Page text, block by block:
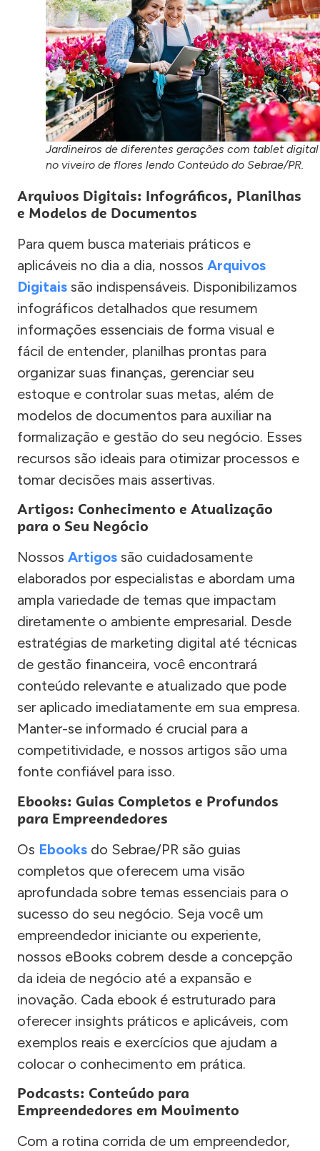
Jardineiros de diferentes gerações com tablet digital
no viveiro de flores lendo Conteúdo do Sebrae/PR.
Arquivos Digitais: Infográficos, Planilhas
e Modelos de Documentos
Para quem busca materiais práticos e
aplicáveis no dia a dia, nossos Arquivos
Digitais são indispensáveis. Disponibilizamos
infográficos detalhados que resumem
informações essenciais de forma visual e
fácil de entender, planilhas prontas para
organizar suas finanças, gerenciar seu
estoque e controlar suas metas, além de
modelos de documentos para auxiliar na
formalização e gestão do seu negócio. Esses
recursos são ideais para otimizar processos e
tomar decisões mais assertivas.
Artigos: Conhecimento e Atualização
para o Seu Negócio
Nossos Artigos são cuidadosamente
elaborados por especialistas e abordam uma
ampla variedade de temas que impactam
diretamente o ambiente empresarial. Desde
estratégias de marketing digital até técnicas
de gestão financeira, você encontrará
conteúdo relevante e atualizado que pode
ser aplicado imediatamente em sua empresa.
Manter-se informado é crucial para a
competitividade, e nossos artigos são uma
fonte confiável para isso.
Ebooks: Guias Completos e Profundos
para Empreendedores
Os Ebooks do Sebrae/PR são guias
completos que oferecem uma visão
aprofundada sobre temas essenciais para o
sucesso do seu negócio. Seja você um
empreendedor iniciante ou experiente,
nossos eBooks cobrem desde a concepção
da ideia de negócio até a expansão e
inovação. Cada ebook é estruturado para
oferecer insights práticos e aplicáveis, com
exemplos reais e exercícios que ajudam a
colocar o conhecimento em prática.
Podcasts: Conteúdo para
Empreendedores em Movimento
Com a rotina corrida de um empreendedor,